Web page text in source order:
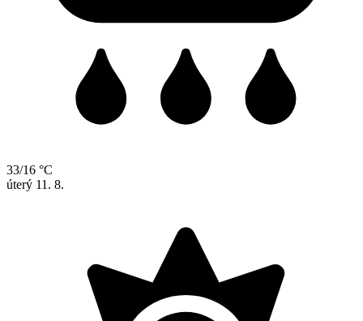
33/16 °C
úterý 11. 8.